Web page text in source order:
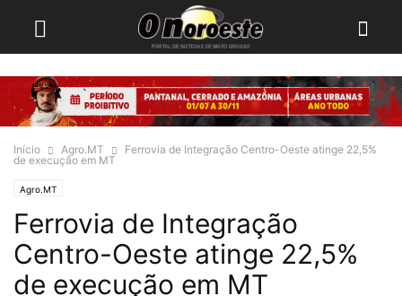
Início Agro.MT
Ferrovia de Integração Centro-Oeste atinge 22,5%
de execução em MT
Agro.MT
Ferrovia de Integração
Centro-Oeste atinge 22,5%
de execução em MT